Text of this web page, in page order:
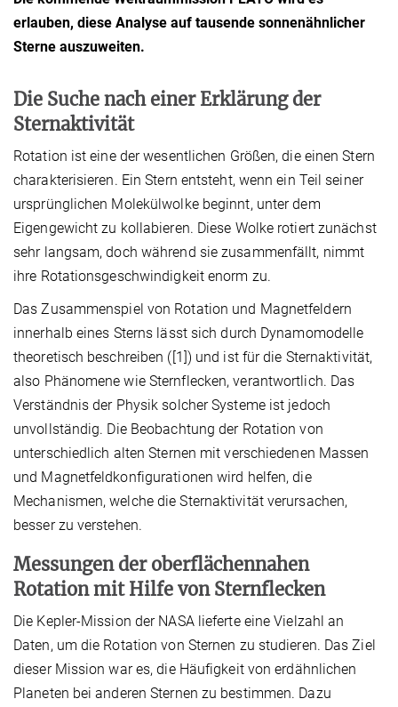
erlauben, diese Analyse auf tausende sonnenähnlicher
Sterne auszuweiten.
Die Suche nach einer Erklärung der
Sternaktivität
Rotation ist eine der wesentlichen Größen, die einen Stern
charakterisieren. Ein Stern entsteht, wenn ein Teil seiner
ursprünglichen Molekülwolke beginnt, unter dem
Eigengewicht zu kollabieren. Diese Wolke rotiert zunächst
sehr langsam, doch während sie zusammenfällt, nimmt
ihre Rotationsgeschwindigkeit enorm zu.
Das Zusammenspiel von Rotation und Magnetfeldern
innerhalb eines Sterns lässt sich durch Dynamomodelle
theoretisch beschreiben ([1]) und ist für die Sternaktivität,
also Phänomene wie Sternflecken, verantwortlich. Das
Verständnis der Physik solcher Systeme ist jedoch
unvollständig. Die Beobachtung der Rotation von
unterschiedlich alten Sternen mit verschiedenen Massen
und Magnetfeldkonfigurationen wird helfen, die
Mechanismen, welche die Sternaktivität verursachen,
besser zu verstehen.
Messungen der oberflächennahen
Rotation mit Hilfe von Sternflecken
Die Kepler-Mission der NASA lieferte eine Vielzahl an
Daten, um die Rotation von Sternen zu studieren. Das Ziel
dieser Mission war es, die Häufigkeit von erdähnlichen
Planeten bei anderen Sternen zu bestimmen. Dazu